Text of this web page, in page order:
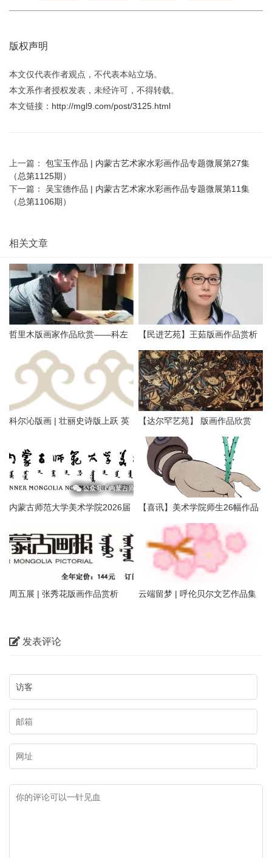
版权声明
本文仅代表作者观点，不代表本站立场。
本文系作者授权发表，未经许可，不得转载。
本文链接： http://mgl9.com/post/3125.html
上一篇： 包宝玉作品 | 内蒙古艺术家水彩画作品专题微展第27集
（总第1125期）
下一篇： 吴宝德作品 | 内蒙古艺术家水彩画作品专题微展第11集
（总第1106期）
相关文章
哲里木版画家作品欣赏——科左
中旗版画家李忠斌作品赏析
【民进艺苑】王茹版画作品赏析
科尔沁版画 | 壮丽史诗版上跃 英
【达尔罕艺苑】 版画作品欣赏
内蒙古师范大学美术学院2026届
（版画方向）
【喜讯】美术学院师生26幅作品
入选第二届内蒙古自治区小版画
暨藏书票展
周五展 | 张秀花版画作品赏析
云端留梦 | 呼伦贝尔文艺作品集
发表评论